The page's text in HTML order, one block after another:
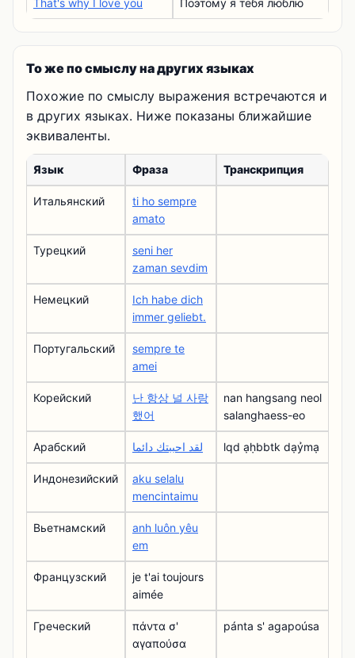
That's why I love you Поэтому я тебя люблю
То же по смыслу на других языках
Похожие по смыслу выражения встречаются и
в других языках. Ниже показаны ближайшие
эквиваленты.
Язык Фраза Транскрипция
Итальянский
ti ho sempre
amato
Турецкий
seni her
zaman sevdim
Немецкий
Ich habe dich
immer geliebt.
Португальский
sempre te
amei
Корейский
난 항상 널 사랑
했어
nan hangsang neol
salanghaess-eo
Арабский لقد احببتك دائما lqd ạḥbbtk dạỷmạ
Индонезийский
aku selalu
mencintaimu
Вьетнамский
anh luôn yêu
em
Французский
je t'ai toujours
aimée
Греческий
πάντα σ'
αγαπούσα
pánta s' agapoúsa